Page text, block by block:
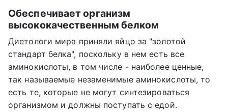
Обеспечивает организм
высококачественным белком
Диетологи мира приняли яйцо за "золотой
стандарт белка", поскольку в нем есть все
аминокислоты, в том числе - наиболее ценные,
так называемые незаменимые аминокислоты, то
есть те, которые не могут синтезироваться
организмом и должны поступать с едой.